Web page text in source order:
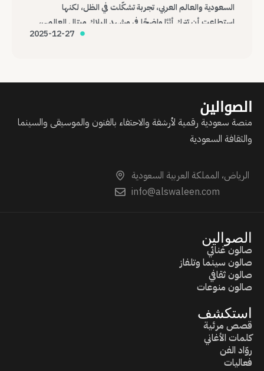
السعودية والعالم العربي، تجربة تشكّلت في الظل، لكنها
استطاعت أن تترك أثرًا واضحًا في مشهد البلاك ميتال العالمي،
وتؤكد أن الموسيقى، مهما كانت هامشية أو صادمة، قادرة على
2025-12-27
الصوالين
منصة سعودية رقمية لأرشفة والاحتفاء بالفنون والموسيقى والسينما
والثقافة السعودية
الرياض، المملكة العربية السعودية
info@alswaleen.com
الصوالين
صالون غنائي
صالون سينما وتلفاز
صالون ثقافي
صالون منوعات
استكشف
قصص مرئية
كلمات الأغاني
روّاد الفن
فعاليات